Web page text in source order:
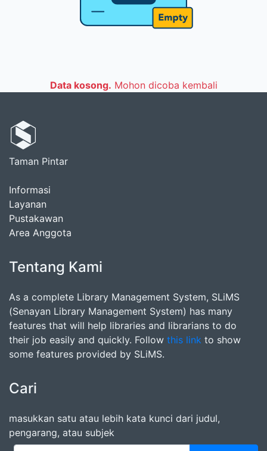
Data kosong. Mohon dicoba kembali
Taman Pintar
Informasi
Layanan
Pustakawan
Area Anggota
Tentang Kami
As a complete Library Management System, SLiMS
(Senayan Library Management System) has many
features that will help libraries and librarians to do
their job easily and quickly. Follow this link to show
some features provided by SLiMS.
Cari
masukkan satu atau lebih kata kunci dari judul,
pengarang, atau subjek